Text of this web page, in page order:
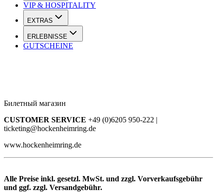
VIP & HOSPITALITY
EXTRAS
ERLEBNISSE
GUTSCHEINE
Билетный магазин
CUSTOMER SERVICE +49 (0)6205 950-222 |
ticketing@hockenheimring.de
www.hockenheimring.de
Alle Preise inkl. gesetzl. MwSt. und zzgl. Vorverkaufsgebühr
und ggf. zzgl. Versandgebühr.